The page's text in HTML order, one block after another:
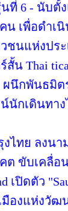
นที่ 6 - นับตั้
น เพื่อดำเ
วชนแห่งปร
น Thai
นึกพันธมิตร
นักเดินทา
ทย ลงนาม
ต ขับเคลื่อ
เปิดตัว
มืองแห่งวัฒ